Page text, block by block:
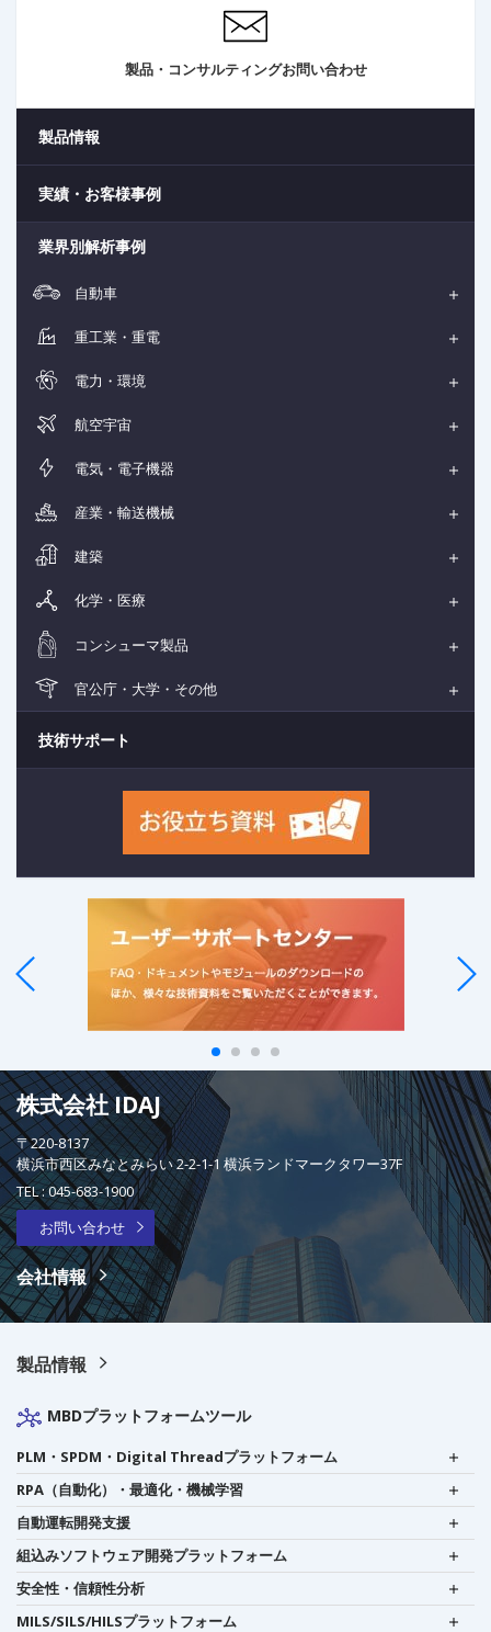
t
t
i
m
e e l
s
r
製品・コンサルティングお問い合わせ
製品情報
実績・お客様事例
業界別解析事例
自動車
重工業・重電
電力・環境
航空宇宙
電気・電子機器
産業・輸送機械
建築
化学・医療
コンシューマ製品
官公庁・大学・その他
技術サポート
株式会社 IDAJ
〒220-8137
横浜市西区みなとみらい 2-2-1-1 横浜ランドマークタワー37F
TEL :045-683-1900
お問い合わせ
会社情報
製品情報
MBDプラットフォームツール
PLM・SPDM・Digital Threadプラットフォーム
RPA（自動化）・最適化・機械学習
自動運転開発支援
組込みソフトウェア開発プラットフォーム
安全性・信頼性分析
MILS/SILS/HILSプラットフォーム